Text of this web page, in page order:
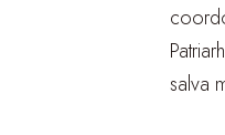
salva